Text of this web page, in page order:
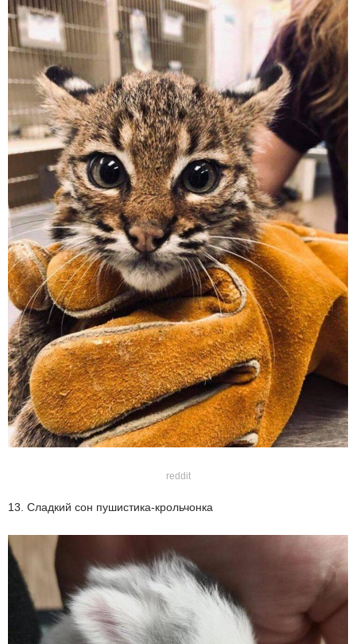
reddit
13. Сладкий сон пушистика-крольчонка